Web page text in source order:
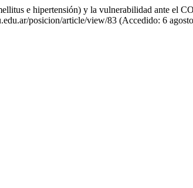
e hipertensión) y la vulnerabilidad ante el
posicion/article/view/83 (Accedido: 6